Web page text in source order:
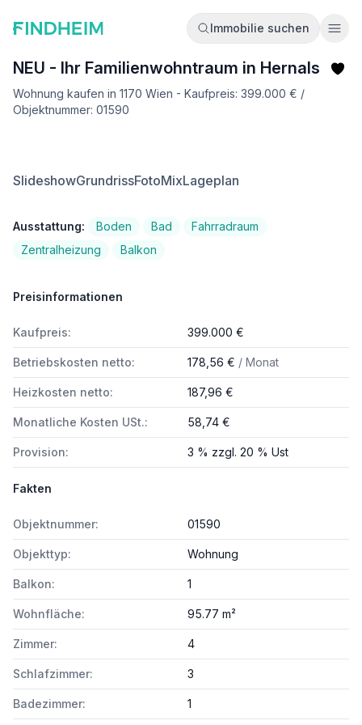
Immobilie suchen
NEU - Ihr Familienwohntraum in Hernals
Wohnung kaufen in 1170 Wien - Kaufpreis: 399.000 € /
Objektnummer: 01590
SlideshowGrundrissFotoMixLageplan
Ausstattung: Boden Bad
Fahrradraum
Zentralheizung
Balkon
Preisinformationen
Kaufpreis: 399.000 €
Betriebskosten netto: 178,56 € / Monat
Heizkosten netto: 187,96 €
Monatliche Kosten USt.: 58,74 €
Provision: 3 % zzgl. 20 % Ust
Fakten
Objektnummer: 01590
Objekttyp: Wohnung
Balkon: 1
Wohnfläche: 95.77 m²
Zimmer: 4
Schlafzimmer: 3
Badezimmer: 1